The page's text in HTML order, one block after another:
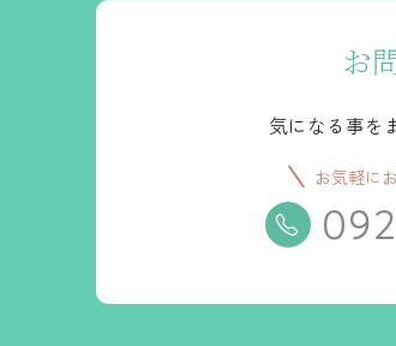
お
気になる事を
お気軽に